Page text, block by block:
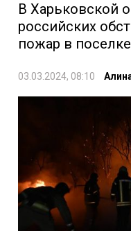
В Харьковской
российских
пожар в
03.03.2024, 08:10